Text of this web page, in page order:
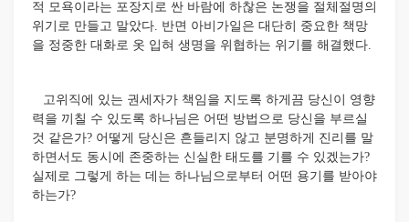
적 모욕이라는 포장지로 싼 바람에 하찮은 논쟁을 절체절명의
위기로 만들고 말았다. 반면 아비가일은 대단히 중요한 책망
을 정중한 대화로 옷 입혀 생명을 위협하는 위기를 해결했다.
고위직에 있는 권세자가 책임을 지도록 하게끔 당신이 영향
력을 끼칠 수 있도록 하나님은 어떤 방법으로 당신을 부르실
것 같은가? 어떻게 당신은 흔들리지 않고 분명하게 진리를 말
하면서도 동시에 존중하는 신실한 태도를 기를 수 있겠는가?
실제로 그렇게 하는 데는 하나님으로부터 어떤 용기를 받아야
하는가?